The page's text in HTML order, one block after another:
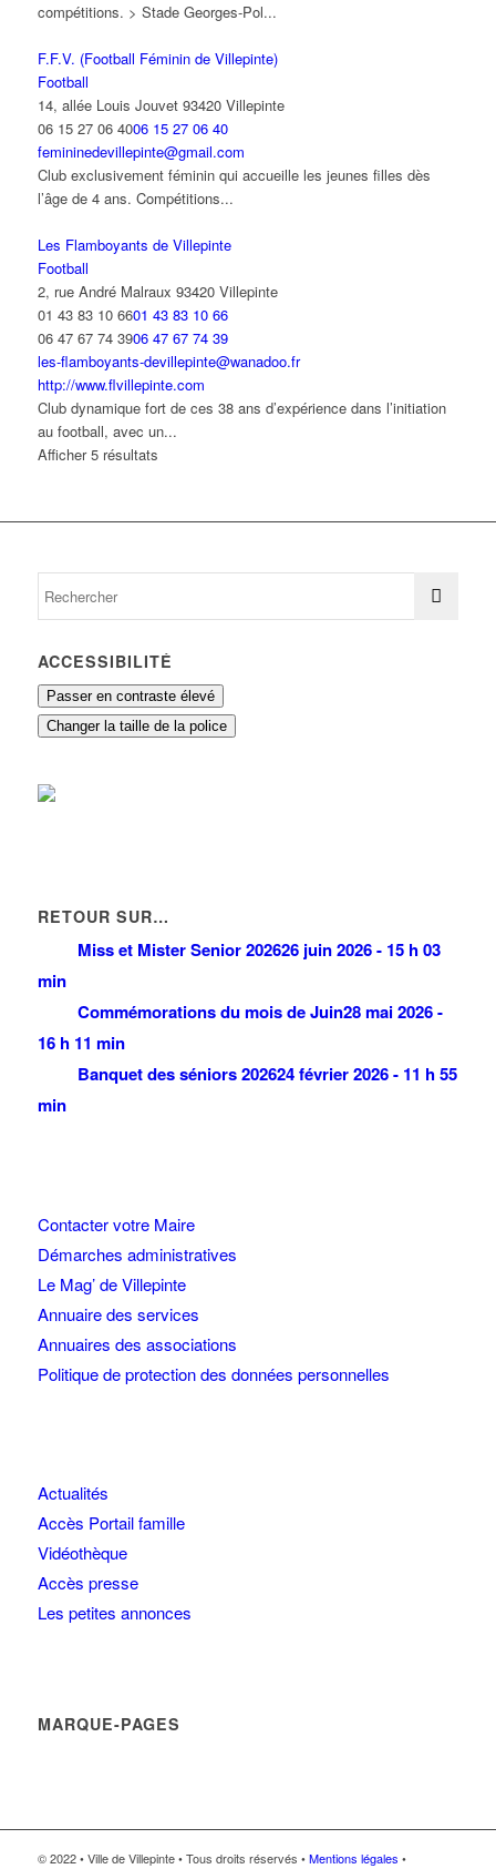
compétitions. > Stade Georges-Pol...
F.F.V. (Football Féminin de Villepinte)
Football
14, allée Louis Jouvet 93420 Villepinte
06 15 27 06 4006 15 27 06 40
femininedevillepinte@gmail.com
Club exclusivement féminin qui accueille les jeunes filles dès
l’âge de 4 ans. Compétitions...
Les Flamboyants de Villepinte
Football
2, rue André Malraux 93420 Villepinte
01 43 83 10 6601 43 83 10 66
06 47 67 74 3906 47 67 74 39
les-flamboyants-devillepinte@wanadoo.fr
http://www.flvillepinte.com
Club dynamique fort de ces 38 ans d’expérience dans l’initiation
au football, avec un...
Afficher 5 résultats
ACCESSIBILITÉ
Passer en contraste élevé
Changer la taille de la police
RETOUR SUR…
Miss et Mister Senior 202626 juin 2026 - 15 h 03
min
Commémorations du mois de Juin28 mai 2026 -
16 h 11 min
Banquet des séniors 202624 février 2026 - 11 h 55
min
Contacter votre Maire
Démarches administratives
Le Mag’ de Villepinte
Annuaire des services
Annuaires des associations
Politique de protection des données personnelles
Actualités
Accès Portail famille
Vidéothèque
Accès presse
Les petites annonces
MARQUE-PAGES
© 2022 • Ville de Villepinte • Tous droits réservés •Mentions légales •